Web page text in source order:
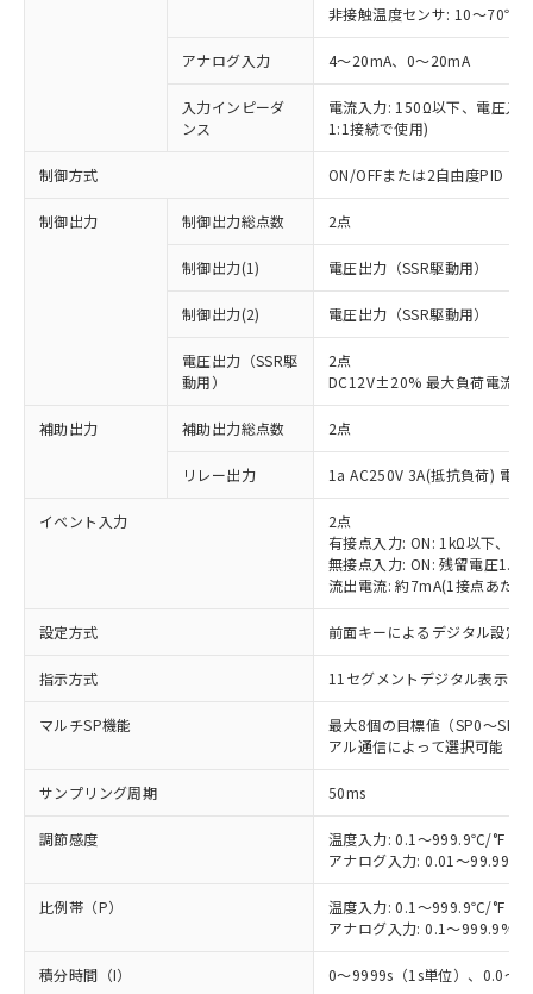
非接触温度センサ: 10～
アナログ入力 4～20mA、0～20mA
入力インピーダ
ンス
電流入力: 150Ω以下、電圧入
1:1接続で使用)
制御方式 ON/OFFまたは2自由度PID（
制御出力 制御出力総点数 2点
制御出力(1) 電圧出力（SSR駆動用）
制御出力(2) 電圧出力（SSR駆動用）
電圧出力（SSR駆
動用）
2点
DC12V±20% 最大負荷電流
補助出力 補助出力総点数 2点
リレー出力 1a AC250V 3A(抵抗負荷) 電
イベント入力
2点
有接点入力: ON: 1kΩ以下、
無接点入力: ON: 残留電圧
流出電流: 約7mA(1接点あたり
設定方式 前面キーによるデジタル設定
指示方式 11セグメントデジタル表示お
マルチSP機能
最大8個の目標値（SP0～SP7
アル通信によって選択可能
サンプリング周期 50ms
調節感度
温度入力: 0.1～999.9℃/°F（
アナログ入力: 0.01～
比例帯（P）
温度入力: 0.1～999.9℃/°F（
アナログ入力: 0.1～
積分時間（I） 0～9999s（1s単位）、0.0～